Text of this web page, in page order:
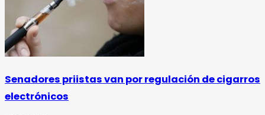
Senadores priistas van por regulación de cigarros
electrónicos